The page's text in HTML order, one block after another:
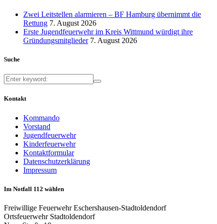
Zwei Leitstellen alarmieren – BF Hamburg übernimmt die
Rettung 7. August 2026
Erste Jugendfeuerwehr im Kreis Wittmund würdigt ihre
Gründungsmitglieder 7. August 2026
Suche
Kontakt
Kommando
Vorstand
Jugendfeuerwehr
Kinderfeuerwehr
Kontaktformular
Datenschutzerklärung
Impressum
Im Notfall 112 wählen
Freiwillige Feuerwehr Eschershausen-Stadtoldendorf
Ortsfeuerwehr Stadtoldendorf